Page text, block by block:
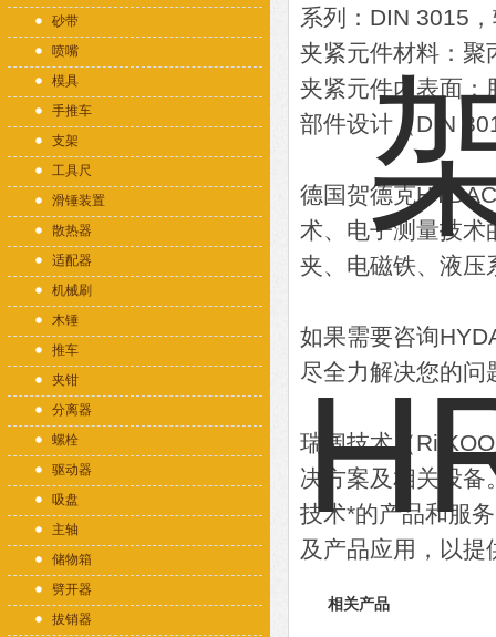
砂带
喷嘴
模具
手推车
支架
工具尺
滑锤装置
散热器
适配器
机械刷
木锤
推车
夹钳
分离器
螺栓
驱动器
吸盘
主轴
储物箱
劈开器
拔销器
系列：DIN 3015
夹紧元件材料：聚
夹紧元件内表面：
部件设计（DIN
德国贺德克
术、电子测量技术
夹、电磁铁、液压
如果需要咨询
尽全力解决您的问
瑞阔技术（
决方案及相关设备
技术*的产品和服
及产品应用，以提
相关产品